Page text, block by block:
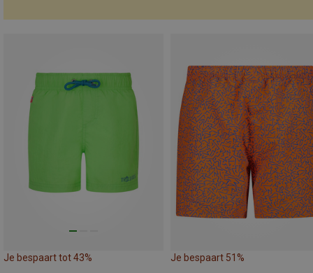
Je bespaart tot 43% Je bespaart 51%